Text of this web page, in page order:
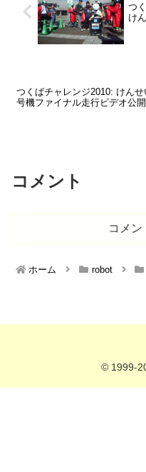
つ
け
つくばチャレンジ2010: けんせ
号機ファイナル走行ビデオ公開
コメント
コメン
ホーム robot
© 1999-